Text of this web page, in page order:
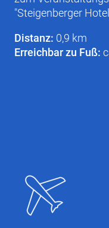
"Steigenberger
Distanz: 0,9 km
Erreichbar zu Fuß: